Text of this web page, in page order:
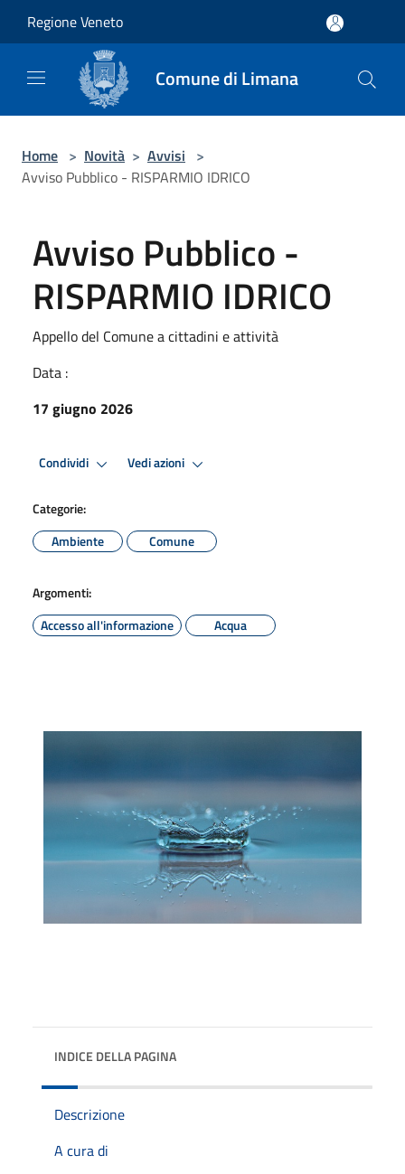
Regione Veneto
Comune di Limana
Home > Novità > Avvisi >
Avviso Pubblico - RISPARMIO IDRICO
Avviso Pubblico -
RISPARMIO IDRICO
Appello del Comune a cittadini e attività
Data :
17 giugno 2026
Condividi Vedi azioni
Categorie:
Ambiente
Comune
Argomenti:
Accesso all'informazione
Acqua
INDICE DELLA PAGINA
Descrizione
A cura di